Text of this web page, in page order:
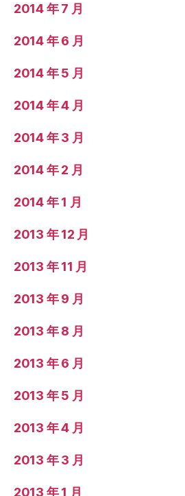
2014 年 7 月
2014 年 6 月
2014 年 5 月
2014 年 4 月
2014 年 3 月
2014 年 2 月
2014 年 1 月
2013 年 12 月
2013 年 11 月
2013 年 9 月
2013 年 8 月
2013 年 6 月
2013 年 5 月
2013 年 4 月
2013 年 3 月
2013 年 1 月